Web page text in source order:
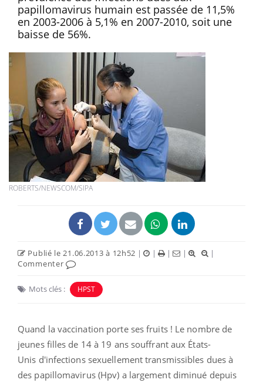
papillomavirus humain est passée de 11,5%
en 2003-2006 à 5,1% en 2007-2010, soit une
baisse de 56%.
ROBERTS/NEWSCOM/SIPA
Publié le 21.06.2013 à 12h52 | | | |
|
Commenter
Mots clés : HPST
Quand la vaccination porte ses fruits ! Le nombre de
jeunes filles de 14 à 19 ans souffrant aux États-
Unis d'infections sexuellement transmissibles dues à
des papillomavirus (Hpv) a largement diminué depuis